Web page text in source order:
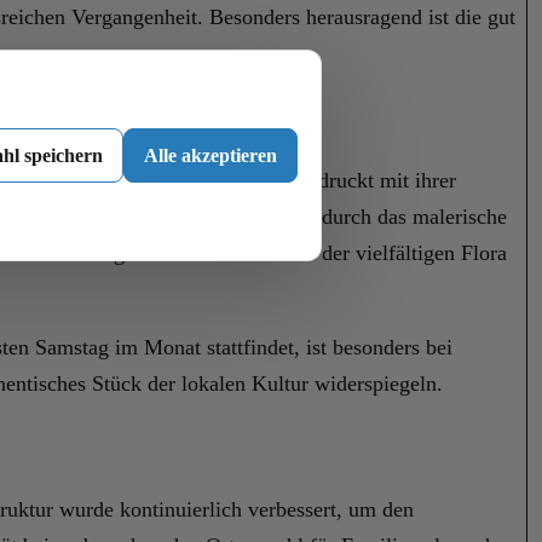
Vergangenheit. Besonders herausragend ist die gut
ist ein Highlight und beeindruckt mit ihrer
Wander- und Radwege, die durch das malerische
Erholung und zum Beobachten der vielfältigen Flora
Samstag im Monat stattfindet, ist besonders bei
Stück der lokalen Kultur widerspiegeln.
wurde kontinuierlich verbessert, um den
speichern Alle akzeptieren